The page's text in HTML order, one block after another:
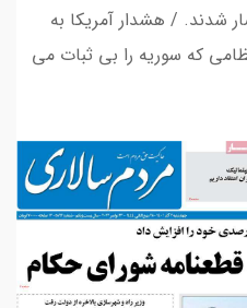
شدند. / هشدار آمریکا به
که سوریه را بی ثبات می